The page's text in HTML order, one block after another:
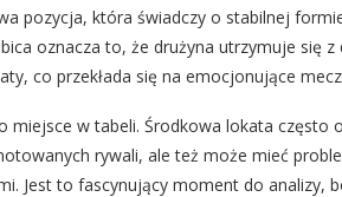
pozycja, która świadczy o stabilnej
oznacza to, że drużyna utrzymuje się
co przekłada się na emocjonujące
miejsce w tabeli. Środkowa lokata często
rywali, ale też może mieć
Jest to fascynujący moment do analizy,